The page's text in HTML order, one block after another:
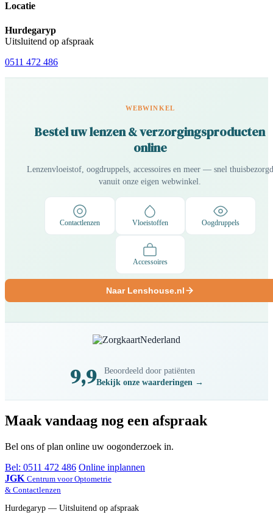
Locatie
Hurdegaryp
Uitsluitend op afspraak
0511 472 486
WEBWINKEL
Bestel uw lenzen & verzorgingsproducten
online
Lenzenvloeistof, oogdruppels, accessoires en meer — snel thuisbezorgd
vanuit onze eigen webwinkel.
Contactlenzen Vloeistoffen Oogdruppels
Accessoires
Naar Lenshouse.nl
9,9
Beoordeeld door patiënten
Bekijk onze waarderingen →
Maak vandaag nog een afspraak
Bel ons of plan online uw oogonderzoek in.
Bel: 0511 472 486 Online inplannen
JGK Centrum voor Optometrie
& Contactlenzen
Hurdegaryp — Uitsluitend op afspraak